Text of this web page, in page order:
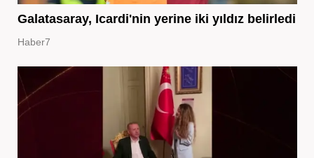
Galatasaray, Icardi'nin yerine iki yıldız belirledi
Haber7